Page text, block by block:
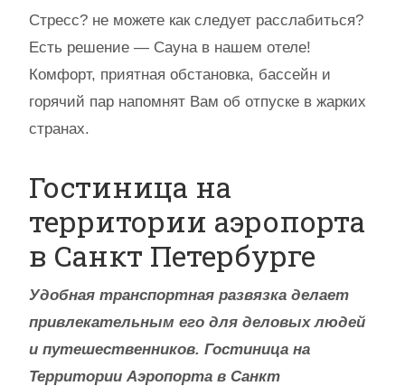
Стресс? не можете как следует расслабиться?
Есть решение — Сауна в нашем отеле!
Комфорт, приятная обстановка, бассейн и
горячий пар напомнят Вам об отпуске в жарких
странах.
Гостиница на
территории аэропорта
в Санкт Петербурге
Удобная транспортная развязка делает
привлекательным его для деловых людей
и путешественников. Гостиница на
Территории Аэропорта в Санкт